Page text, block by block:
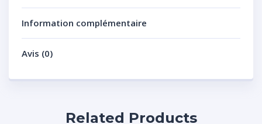
Information complémentaire
Avis (0)
Related Products